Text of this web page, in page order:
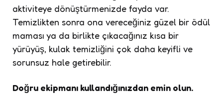
aktiviteye dönüştürmenizde fayda var.
Temizlikten sonra ona vereceğiniz güzel bir ödül
maması ya da birlikte çıkacağınız kısa bir
yürüyüş, kulak temizliğini çok daha keyifli ve
sorunsuz hale getirebilir.
Doğru ekipmanı kullandığınızdan emin olun.